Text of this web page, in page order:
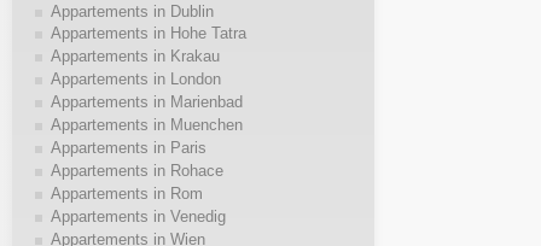
Appartements in Dublin
Appartements in Hohe Tatra
Appartements in Krakau
Appartements in London
Appartements in Marienbad
Appartements in Muenchen
Appartements in Paris
Appartements in Rohace
Appartements in Rom
Appartements in Venedig
Appartements in Wien